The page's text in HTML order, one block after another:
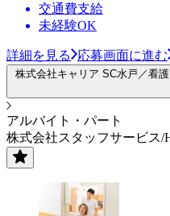
交通費支給
未経験OK
詳細を見る 応募画面に進む
株式会社キャリア SC水戸／看
アルバイト・パート
株式会社スタッフサービス/